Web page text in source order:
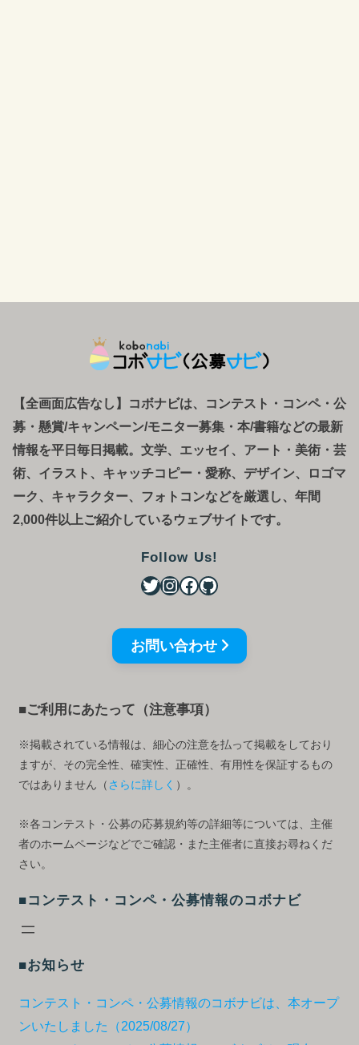
【全画面広告なし】コボナビは、コンテスト・コンペ・ 公
募 ・ 懸賞/キャンペーン/モニター募集・本/書籍などの最新
情報を平日毎日掲載。文学、エッセイ、アート・美術・芸
術、イラスト、キャッチコピー・愛称、デザイン、ロゴマ
ーク、キャラクター、フォトコンなどを厳選し、年間
2,000件以上ご紹介しているウェブサイトです。
Follow Us!
お問い合わせ
■ご利用にあたって（注意事項）
※掲載されている情報は、細心の注意を払って掲載をしており
ますが、その完全性、確実性、正確性、有用性を保証するもの
ではありません（ さらに詳しく ）。
※各コンテスト・公募の応募規約等の詳細等については、主催
者のホームページなどでご確認・また主催者に直接お尋ねくだ
さい。
■コンテスト・コンペ・公募情報のコボナビ
■お知らせ
コンテスト・コンペ・公募情報のコボナビは、本オープ
ンいたしました（2025/08/27）